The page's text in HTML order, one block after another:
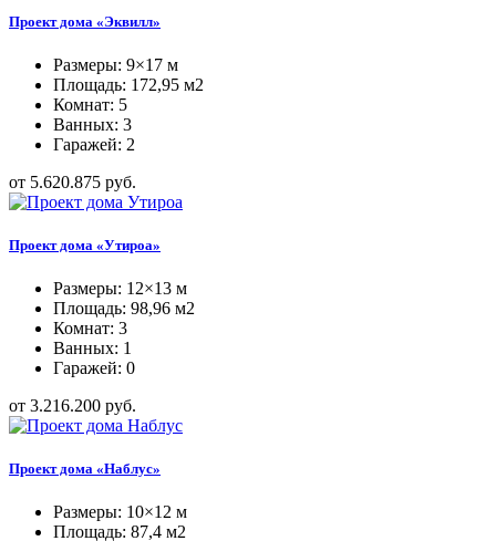
Проект дома «Эквилл»
Размеры: 9×17 м
Площадь: 172,95 м2
Комнат: 5
Ванных: 3
Гаражей: 2
от 5.620.875 руб.
Проект дома «Утироа»
Размеры: 12×13 м
Площадь: 98,96 м2
Комнат: 3
Ванных: 1
Гаражей: 0
от 3.216.200 руб.
Проект дома «Наблус»
Размеры: 10×12 м
Площадь: 87,4 м2